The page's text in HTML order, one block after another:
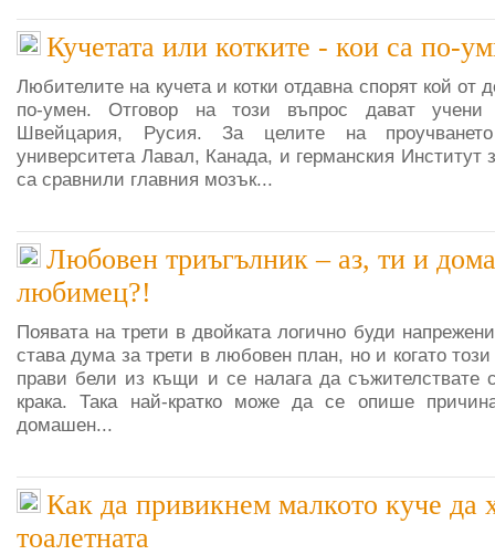
Кучетата или котките - кои са по-
Любителите на кучета и котки отдавна спорят кой
по-умен. Отговор на този въпрос дават
Швейцария, Русия. За целите на
университета Лавал, Канада, и германския Институт
са сравнили главния мозък...
Любовен триъгълник – аз, ти и
любимец?!
Появата на трети в двойката логично буди
става дума за трети в любовен план, но и когато този
прави бели из къщи и се налага да съжителствате
крака. Така най-кратко може да се опише
домашен...
Как да привикнем малкото куче да
тоалетната